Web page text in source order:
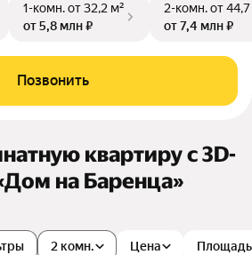
1-комн.от 32,2 м²
от 5,8 млн ₽
2-комн.от
от 7,4 млн ₽
Позвонить
квартиру c 3D-
на Баренца»
2 комн. Цена Площадь